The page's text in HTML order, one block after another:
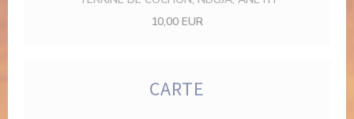
10,00 EUR
CARTE